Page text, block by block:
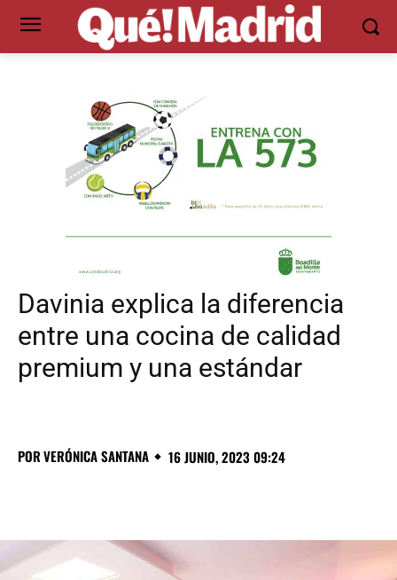
Davinia explica la diferencia
entre una cocina de calidad
premium y una estándar
PORVERÓNICA SANTANA 16 JUNIO, 2023 09:24